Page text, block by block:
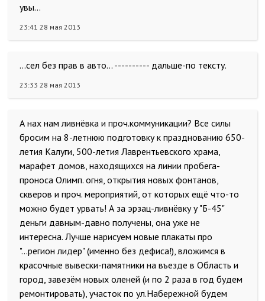
увы...
23:41 28 мая 2013
...сел без прав в авто... ---------- дальше-по тексту.
23:33 28 мая 2013
А нах нам ливнёвка и проч.коммуникации? Все силы
бросим на 8-летнюю подготовку к празднованию 650-
летия Калуги, 500-летия Лаврентьевского храма,
марафет домов, находящихся на линии пробега-
проноса Олимп. огня, открытия новых фонтанов,
скверов и проч. мероприятий, от которых ещё что-то
можно будет урвать! А за эрзац-ливнёвку у "Б-45"
деньги давным-давно получены, она уже не
интересна. Лучше нарисуем новые плакаты про
"...регион лидер" (именно без дефиса!), вложимся в
красочные вывески-памятники на въезде в Область и
город, завезём новых оленей (и по 2 раза в год будем
ремонтировать), участок по ул.Набережной будем